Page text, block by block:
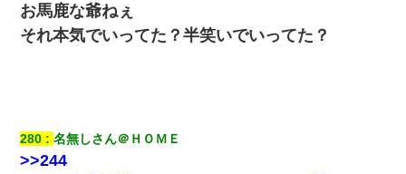
生保レディと行為する為に駆け引きしてみた結果ｗｗｗｗｗｗｗ
タあんてな
お馬鹿な爺ねぇ
それ本気でいってた？半笑いでいってた？
280 名無しさん＠ＨＯＭＥ
>>244